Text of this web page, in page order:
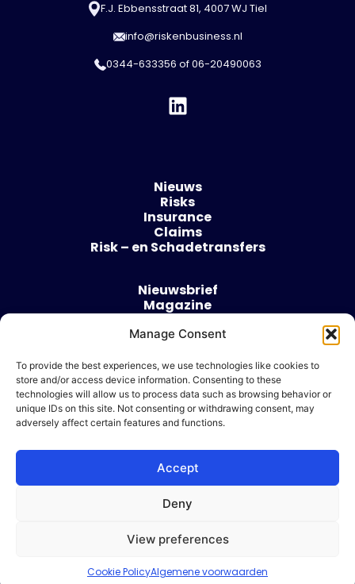
Manage Consent
To provide the best experiences, we use technologies like cookies to
store and/or access device information. Consenting to these
technologies will allow us to process data such as browsing behavior or
unique IDs on this site. Not consenting or withdrawing consent, may
adversely affect certain features and functions.
Accept
Deny
View preferences
Cookie PolicyAlgemene voorwaarden
F.J. Ebbensstraat 81, 4007 WJ Tiel
info@riskenbusiness.nl
0344-633356 of06-20490063
Nieuws
Risks
Insurance
Claims
Risk – en Schadetransfers
Nieuwsbrief
Magazine
Over
Algemene voorwaarden
Cookie beleid
Ik wil adverteren
© 2026 Risk & Business
| Design & Development door